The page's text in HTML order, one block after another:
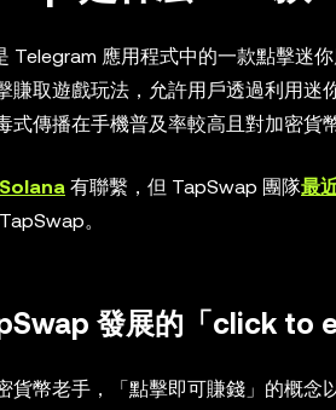
Telegram 應用程式中的一款點擊迷
賺取遊戲玩法，允許用戶透過利用
式傳播在手機普及率較高且對加密貨
有聯繫，但 TapSwap 團隊最
。
發展的「click to
貨幣老手，「點擊即可賺錢」的概念